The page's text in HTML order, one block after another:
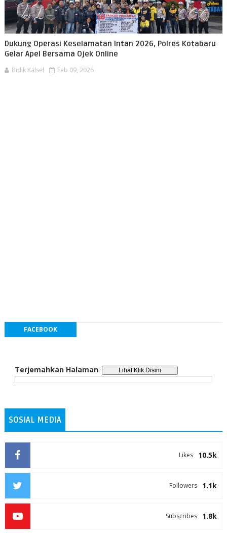
Dukung Operasi Keselamatan Intan 2026, Polres Kotabaru
Gelar Apel Bersama Ojek Online
Bidik Kalsel Feb 09, 2026
FACEBOOK
Terjemahkan Halaman:
SOSIAL MEDIA
10.5k
Likes
1.1k
Followers
1.8k
Subscribes